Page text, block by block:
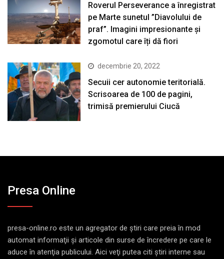
Roverul Perseverance a înregistrat
pe Marte sunetul ”Diavolului de
praf”. Imagini impresionante și
zgomotul care îți dă fiori
decembrie 20, 2022
Secuii cer autonomie teritorială.
Scrisoarea de 100 de pagini,
trimisă premierului Ciucă
Presa Online
presa-online.ro este un agregator de ştiri care preia în mod
automat informaţii şi articole din surse de încredere pe care le
aduce în atenţia publicului. Aici veţi putea citi ştiri interne sau